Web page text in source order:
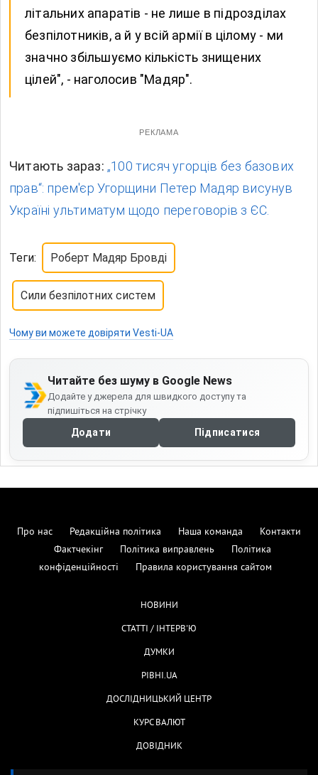
літальних апаратів - не лише в підрозділах
безпілотників, а й у всій армії в цілому - ми
значно збільшуємо кількість знищених
цілей", - наголосив "Мадяр".
РЕКЛАМА
Читають зараз: „100 тисяч угорців без базових
прав“: прем'єр Угорщини Петер Мадяр висунув
Україні ультиматум щодо переговорів з ЄС.
Теги: Роберт Мадяр Бровді
Сили безпілотних систем
Чому ви можете довіряти Vesti-UA
Читайте без шуму в Google News
Додайте у джерела для швидкого доступу та
підпишіться на стрічку
Додати Підписатися
Про нас Редакційна політика Наша команда
Контакти
Фактчекінг
Політика виправлень
Політика
конфіденційності
Правила користування сайтом
НОВИНИ
СТАТТІ / ІНТЕРВ'Ю
ДУМКИ
РІВНІ.UA
ДОСЛІДНИЦЬКИЙ ЦЕНТР
КУРС ВАЛЮТ
ДОВІДНИК